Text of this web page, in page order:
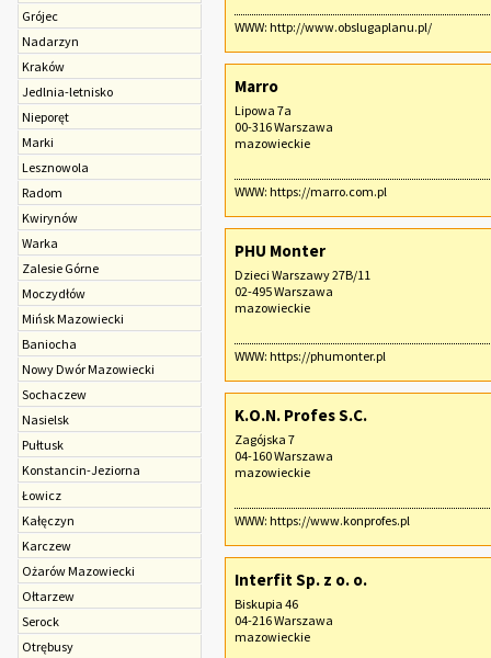
Grójec
Nadarzyn
Kraków
Jedlnia-letnisko
Nieporęt
Marki
Lesznowola
Radom
Kwirynów
Warka
Zalesie Górne
Moczydłów
Mińsk Mazowiecki
Baniocha
Nowy Dwór Mazowiecki
Sochaczew‎
Nasielsk
Pułtusk
Konstancin-Jeziorna
Łowicz
Kałęczyn
Karczew
Ożarów Mazowiecki
Ołtarzew
Serock
Otrębusy
WWW: http://www.obslugaplanu.pl/
Marro
Lipowa 7a
00-316 Warszawa
mazowieckie
WWW: https://marro.com.pl
PHU Monter
Dzieci Warszawy 27B/11
02-495 Warszawa
mazowieckie
WWW: https://phumonter.pl
K.O.N. Profes S.C.
Zagójska 7
04-160 Warszawa
mazowieckie
WWW: https://www.konprofes.pl
Interfit Sp. z o. o.
Biskupia 46
04-216 Warszawa
mazowieckie